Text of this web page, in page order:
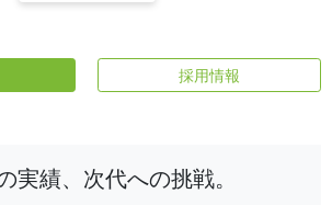
採用情報
実績、次代への挑戦。